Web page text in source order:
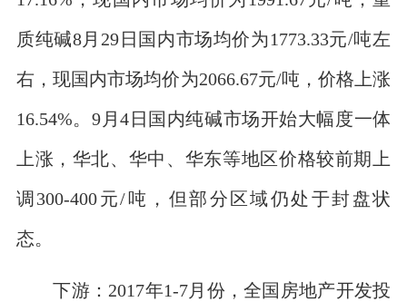
质纯碱8月29日国内市场均价为1773.33元/吨左
右，现国内市场均价为2066.67元/吨，价格上涨
16.54%。9月4日国内纯碱市场开始大幅度一体
上涨，华北、华中、华东等地区价格较前期上
调300-400元/吨，但部分区域仍处于封盘状
态。
下游：2017年1-7月份，全国房地产开发投